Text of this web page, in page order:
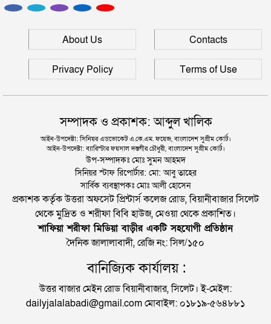
About Us Contacts
Privacy Policy Terms of Use
সম্পাদক ও প্রকাশক: আব্দুল খালিক
আইন-উপদেষ্টা: সিনিয়র এডভোকেট এ.কে.এম. ফয়েজ, বাংলাদেশ সুপ্রীম কোর্ট।
আইন-উপদেষ্টা: ব্যারিস্টার ফয়সাল দস্তগীর চৌধুরী, বাংলাদেশ সুপ্রীম কোর্ট।
উপ-সম্পাদকঃ মোঃ সুমন আহমদ
সিনিয়র স্টাফ রিপোর্টার: মো: আবু তাহের
সার্বিক ব্যবস্থাপকঃ মোঃ আলী হোসেন
প্রকাশক কর্তৃক উত্তরা অফসেট প্রিন্টার্স কলেজ রোড, বিয়ানীবাজার সিলেট
থেকে মুদ্রিত ও শরীফা বিবি হাউজ, মেওয়া থেকে প্রকাশিত।
শাফিয়া শরীফা মিডিয়া বাড়ীর একটি সহযোগী প্রতিষ্ঠান
দৈনিক জালালাবাদী, রেজি নং: সিল/১৫০
বানিজ্যিক কার্যালয় :
উত্তর বাজার মেইন রোড বিয়ানীবাজার, সিলেট। ই-মেইল:
dailyjalalabadi@gmail.com মোবাইল: ০১৮১৯-৫৬৪৮৮১